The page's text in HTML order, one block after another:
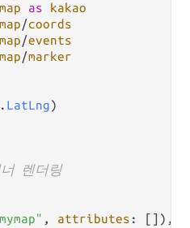
as
kakao
/coords
/events
/marker
. LatLng)
렌더링
, attributes : []),